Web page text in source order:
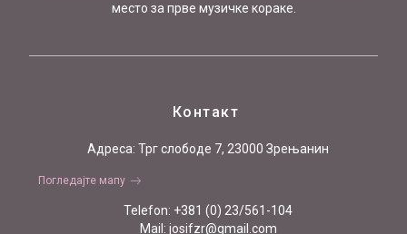
место за прве музичке кораке.
Контакт
Aдреса: Трг слободе 7, 23000 Зрењанин
Погледајте мапу
Telefon: +381 (0) 23/561-104
Mail: josifzr@gmail.com